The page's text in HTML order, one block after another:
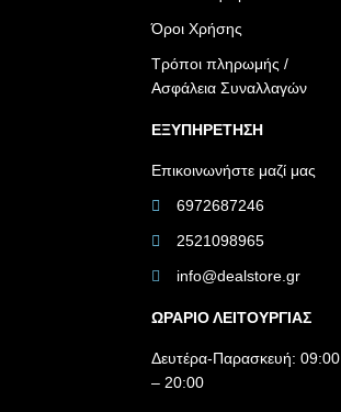
Όροι Χρήσης
Τρόποι πληρωμής /
Ασφάλεια Συναλλαγών
ΕΞΥΠΗΡΕΤΗΣΗ
Επικοινωνήστε μαζί μας
6972687246
2521098965
info@dealstore.gr
ΩΡΑΡΙΟ ΛΕΙΤΟΥΡΓΙΑΣ​
Δευτέρα-Παρασκευή: 09:00
– 20:00